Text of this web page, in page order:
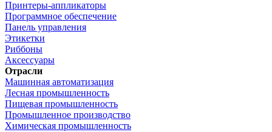
Принтеры-аппликаторы
Программное обеспечение
Панель управления
Этикетки
Риббоны
Аксессуары
Отрасли
Машинная автоматизация
Лесная промышленность
Пищевая промышленность
Промышленное производство
Химическая промышленность